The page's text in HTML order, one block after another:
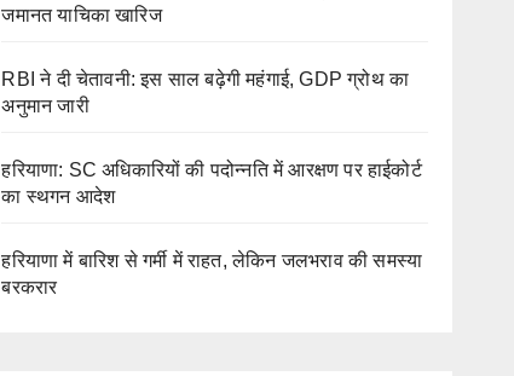
जमानत याचिका खारिज
RBI ने दी चेतावनी: इस साल बढ़ेगी महंगाई, GDP ग्रोथ का
अनुमान जारी
हरियाणा: SC अधिकारियों की पदोन्नति में आरक्षण पर हाईकोर्ट
का स्थगन आदेश
हरियाणा में बारिश से गर्मी में राहत, लेकिन जलभराव की समस्या
बरकरार